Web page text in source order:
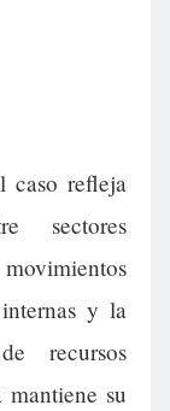
caso refleja
sectores
y la
recursos
su